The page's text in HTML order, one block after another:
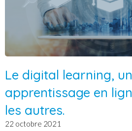
Le digital learning, un
apprentissage en
les autres.
22 octobre 2021